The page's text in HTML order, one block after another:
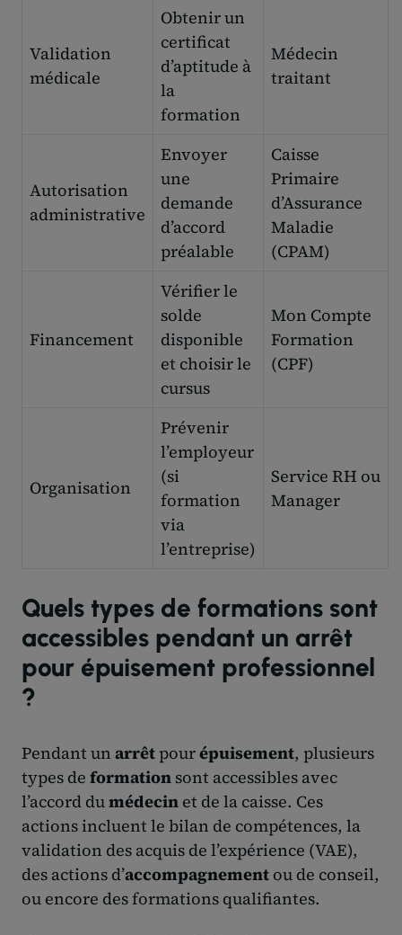
Validation
médicale
Obtenir un
certificat
d’aptitude à
la
formation
Médecin
traitant
Autorisation
administrative
Envoyer
une
demande
d’accord
préalable
Caisse
Primaire
d’Assurance
Maladie
(CPAM)
Financement
Vérifier le
solde
disponible
et choisir le
cursus
Mon Compte
Formation
(CPF)
Organisation
Prévenir
l’employeur
(si
formation
via
l’entreprise)
Service RH ou
Manager
Quels types de formations sont
accessibles pendant un arrêt
pour épuisement professionnel
?
Pendant un arrêt pourépuisement, plusieurs
types de formation sont accessibles avec
l’accord dumédecin et de la caisse. Ces
actions incluent le bilan de compétences, la
validation des acquis de l’expérience (VAE),
des actions d’accompagnement ou de conseil,
ou encore des formations qualifiantes.